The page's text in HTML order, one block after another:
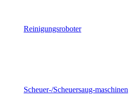
Reinigungsroboter
Scheuer-/Scheuersaug-maschinen